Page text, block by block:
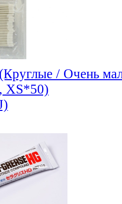
/ Очень
XS*50)